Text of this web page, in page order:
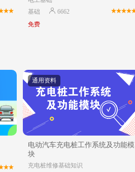
基础
6662
免费
通用资料
电动汽车充电桩工作系统及功能模
块
充电桩维修基础知识